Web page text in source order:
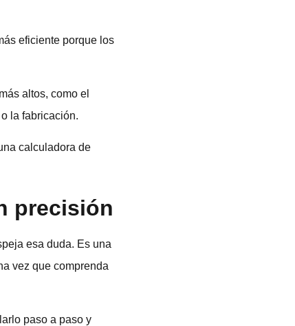
eficiente porque los
altos, como el
la fabricación.
calculadora de
precisión
esa duda. Es una
vez que comprenda
paso a paso y